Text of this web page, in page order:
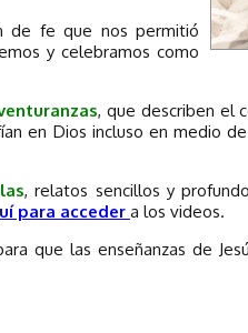
de fe que nos permitió
y celebramos como
, que describen el
en Dios incluso en medio
, relatos sencillos y
para acceder a los videos.
que las enseñanzas de